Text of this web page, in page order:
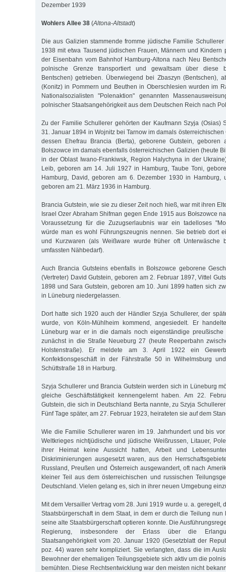
Dezember 1939
Wohlers Allee 38 (Altona-Altstadt)
Die aus Galizien stammende fromme jüdische Familie
1938 mit etwa Tausend jüdischen Frauen, Männern und Kindern
der Eisenbahn vom Bahnhof Hamburg-Altona nach Neu
polnische Grenze transportiert und gewaltsam über diese
Bentschen) getrieben. Überwiegend bei Zbaszyn (Bentschen),
(Konitz) in Pommern und Beuthen in Oberschlesien wurden im
Nationalsozialisten "Polenaktion" genannten
polnischer Staatsangehörigkeit aus dem Deutschen Reich nach
Zu der Familie Schullerer gehörten der Kaufmann Szyja (Osias)
31. Januar 1894 in Wojnitz bei Tarnow im damals
dessen Ehefrau Brancia (Berta), geborene Gutstein,
Bołszowce im damals ebenfalls österreichischen Galizien (heute
in der Oblast Iwano-Frankiwsk, Region Halychyna in der
Leib, geboren am 14. Juli 1927 in Hamburg, Taube Toni,
Hamburg, David, geboren am 6. Dezember 1930 in Hamburg,
geboren am 21. März 1936 in Hamburg.
Brancia Gutstein, wie sie zu dieser Zeit noch hieß, war mit ihren
Israel Ozer Abraham Shifman gegen Ende 1915 aus Bołszowce
Voraussetzung für die Zuzugserlaubnis war ein tadelloses
würde man es wohl Führungszeugnis nennen. Sie betrieb dort
und Kurzwaren (als Weißware wurde früher oft Unterwäsche
umfassten Nähbedarf).
Auch Brancia Gutsteins ebenfalls in Bołszowce geborene
(Vertreter) David Gutstein, geboren am 2. Februar 1897, Vittel
1898 und Sara Gutstein, geboren am 10. Juni 1899 hatten sich
in Lüneburg niedergelassen.
Dort hatte sich 1920 auch der Händler Szyja Schullerer, der
wurde, von Köln-Mühlheim kommend, angesiedelt. Er
Lüneburg war er in die damals noch eigenständige preußische
zunächst in die Straße Neueburg 27 (heute Reeperbahn
Holstenstraße). Er meldete am 3. April 1922 ein
Konfektionsgeschäft in der Fährstraße 50 in Wilhelmsburg
Schüttstraße 18 in Harburg.
Szyja Schullerer und Brancia Gutstein werden sich in Lüneburg
gleiche Geschäftstätigkeit kennengelernt haben. Am 22.
Gutstein, die sich in Deutschland Berta nannte, zu Szyja
Fünf Tage später, am 27. Februar 1923, heirateten sie auf dem
Wie die Familie Schullerer waren im 19. Jahrhundert und bis
Weltkrieges nichtjüdische und jüdische Weißrussen, Litauer,
ihrer Heimat keine Aussicht hatten, Arbeit und
Diskriminierungen ausgesetzt waren, aus den
Russland, Preußen und Österreich ausgewandert, oft nach
kleiner Teil aus dem österreichischen und russischen
Deutschland. Vielen gelang es, sich in ihrer neuen Umgebung
Mit dem Versailler Vertrag vom 28. Juni 1919 wurde u. a. geregelt,
Staatsbürgerschaft in dem Staat, in dem er durch die Teilung nun
seine alte Staatsbürgerschaft optieren konnte. Die
Regierung, insbesondere der Erlass über die
Staatsangehörigkeit vom 20. Januar 1920 (Gesetzblatt der
poz. 44) waren sehr kompliziert. Sie verlangten, dass die im
Bewohner der ehemaligen Teilungsgebiete sich aktiv um die
bemühten. Diese Rechtsentwicklung war den meisten nicht